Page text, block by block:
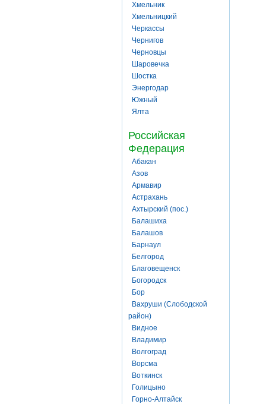
Хмельник
Хмельницкий
Черкассы
Чернигов
Черновцы
Шаровечка
Шостка
Энергодар
Южный
Ялта
Российская
Федерация
Абакан
Азов
Армавир
Астрахань
Ахтырский (пос.)
Балашиха
Балашов
Барнаул
Белгород
Благовещенск
Богородск
Бор
Вахруши (Слободской
район)
Видное
Владимир
Волгоград
Ворсма
Воткинск
Голицыно
Горно-Алтайск